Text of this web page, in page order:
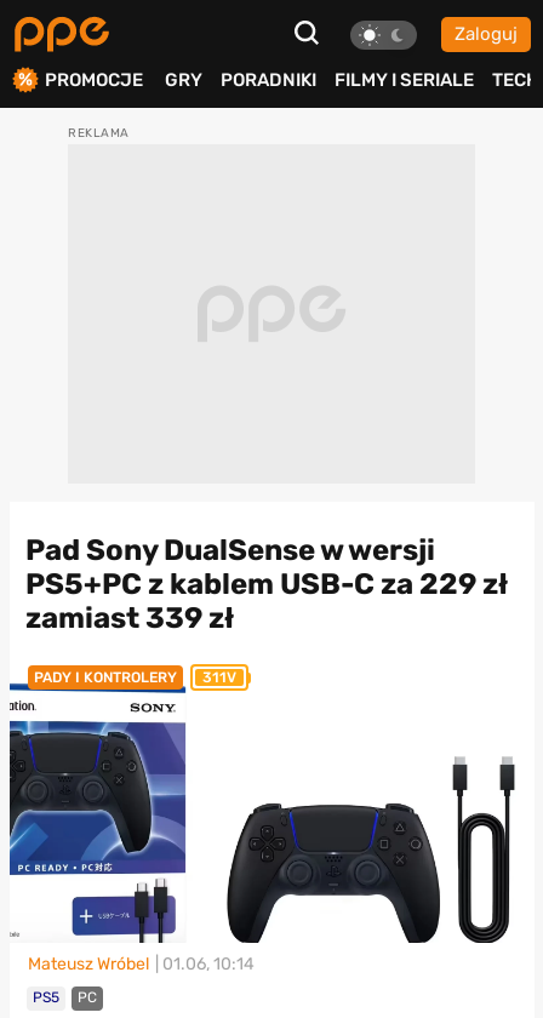
Zaloguj
PROMOCJE GRY PORADNIKI FILMY I SERIALE TECH
Pad Sony DualSense w wersji
PS5+PC z kablem USB-C za 229 zł
zamiast 339 zł
PADY I KONTROLERY 311V
Mateusz Wróbel | 01.06, 10:14
PS5 PC